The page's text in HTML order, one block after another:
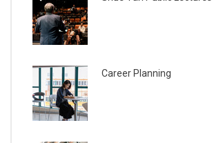
Career Planning